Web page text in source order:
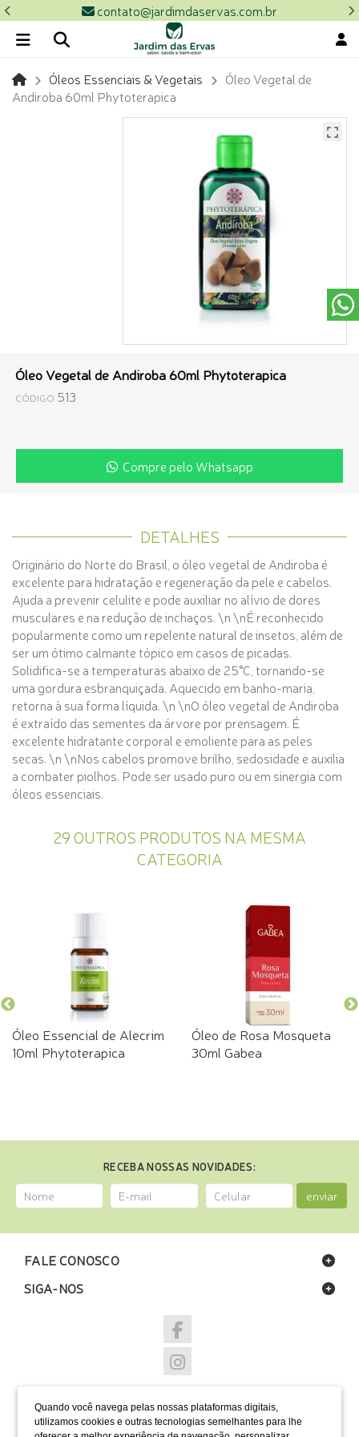
Quando você navega pelas nossas plataformas digitais,
utilizamos cookies e outras tecnologias semelhantes para lhe
contato@jardimdaservas.com.br
Óleos Essenciais & Vegetais
Óleo Vegetal de
Andiroba 60ml Phytoterapica
Óleo Vegetal de Andiroba 60ml Phytoterapica
CÓDIGO 513
Compre pelo Whatsapp
DETALHES
Originário do Norte do Brasil, o óleo vegetal de Andiroba é
excelente para hidratação e regeneração da pele e cabelos.
Ajuda a prevenir celulite e pode auxiliar no alívio de dores
musculares e na redução de inchaços. \n \nÉ reconhecido
popularmente como um repelente natural de insetos, além de
ser um ótimo calmante tópico em casos de picadas.
Solidifica-se a temperaturas abaixo de 25°C, tornando-se
uma gordura esbranquiçada. Aquecido em banho-maria,
retorna à sua forma líquida. \n \nO óleo vegetal de Andiroba
é extraído das sementes da árvore por prensagem. É
excelente hidratante corporal e emoliente para as peles
secas. \n \nNos cabelos promove brilho, sedosidade e auxilia
a combater piolhos. Pode ser usado puro ou em sinergia com
óleos essenciais.
29 OUTROS PRODUTOS NA MESMA
CATEGORIA
Óleo Essencial de Alecrim
10ml Phytoterapica
Óleo de Rosa Mosqueta
30ml Gabea
RECEBA NOSSAS NOVIDADES:
enviar
FALE CONOSCO
SIGA-NOS
FORMAS DE PAGAMENTO